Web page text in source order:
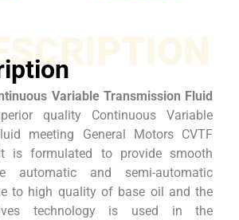
Variable Transmission Fluid
quality Continuous Variable
meeting General Motors CVTF
is formulated to provide smooth
and semi-automatic
to high quality of base oil and the
technology is used in the